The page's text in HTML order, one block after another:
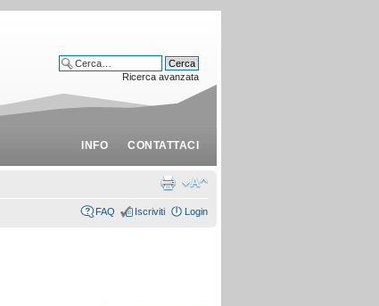
INFO CONTATTACI
Ricerca avanzata
FAQ Iscriviti Login